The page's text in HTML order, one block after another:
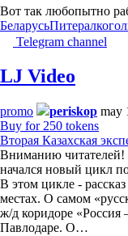
Вот так любопытно
БеларусьПитер
Telegram channel
LJ Video
promo periskop may
Buy for 250 tokens
Вторая Казахская
Вниманию читателей!
начался новый цикл
В этом цикле -
местах. О самом
ж/д коридоре
Павлодаре. О…